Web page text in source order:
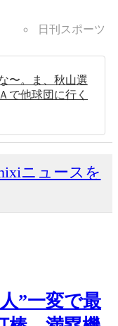
日刊スポーツ
〜。ま、秋山選
で他球団に行く
ニュースを
”一変で最